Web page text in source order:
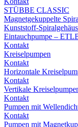
STÜBBE CLASSIC
Magnetgekuppelte
Kunststoff-
Eintauchpumpe –
Kontakt
Kreiselpumpen
Kontakt
Horizontale
Kontakt
Vertikale
Kontakt
Pumpen mit
Kontakt
Pumpen mit